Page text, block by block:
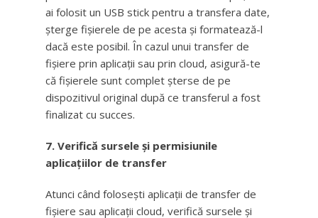
ai folosit un USB stick pentru a transfera date,
șterge fișierele de pe acesta și formatează-l
dacă este posibil. În cazul unui transfer de
fișiere prin aplicații sau prin cloud, asigură-te
că fișierele sunt complet șterse de pe
dispozitivul original după ce transferul a fost
finalizat cu succes.
7. Verifică sursele și permisiunile
aplicațiilor de transfer
Atunci când folosești aplicații de transfer de
fișiere sau aplicații cloud, verifică sursele și